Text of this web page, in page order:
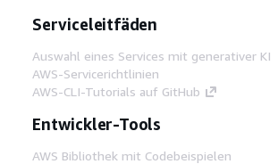
Serviceleitfäden
Auswahl eines Services mit generativer KI
AWS-Servicerichtlinien
AWS-CLI-Tutorials auf GitHub
Entwickler-Tools
AWS Bibliothek mit Codebeispielen